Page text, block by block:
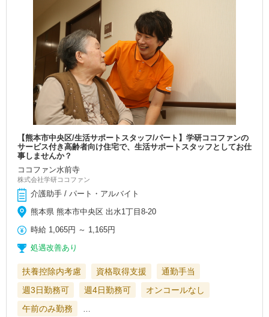
【熊本市中央区/生活サポートスタッフ/パート】学研ココファンの
サービス付き高齢者向け住宅で、生活サポートスタッフとしてお仕
事しませんか？
ココファン水前寺
株式会社学研ココファン
介護助手 / パート・アルバイト
熊本県 熊本市中央区 出水1丁目8-20
時給 1,065円 ～ 1,165円
処遇改善あり
扶養控除内考慮 資格取得支援
通勤手当
週3日勤務可
週4日勤務可
オンコールなし
午前のみ勤務